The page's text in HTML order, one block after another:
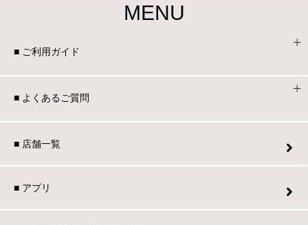
MENU
■ ご利用ガイド
■ よくあるご質問
■ 店舗一覧
■ アプリ